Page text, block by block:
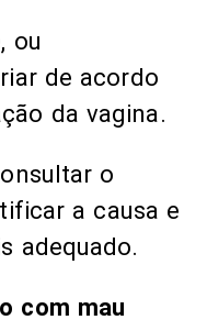
ou
de acordo
da vagina.
o
a causa e
adequado.
com mau